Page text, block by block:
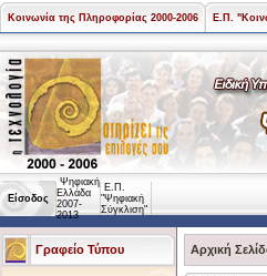
Κοινωνία της Πληροφορίας 2000-2006 Ε.Π.
Είσοδος
Ψηφιακή
Ελλάδα
2007-
2013
Ε.Π.
"Ψηφιακή
Σύγκλιση"
Γραφείο Τύπου Αρχική